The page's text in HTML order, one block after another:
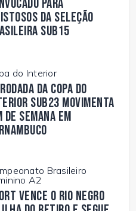
para
da Seleção
Sub15
do Interior
da Copa do
Sub23 movimenta
de semana em
Brasileiro
A2
vence o Rio Negro